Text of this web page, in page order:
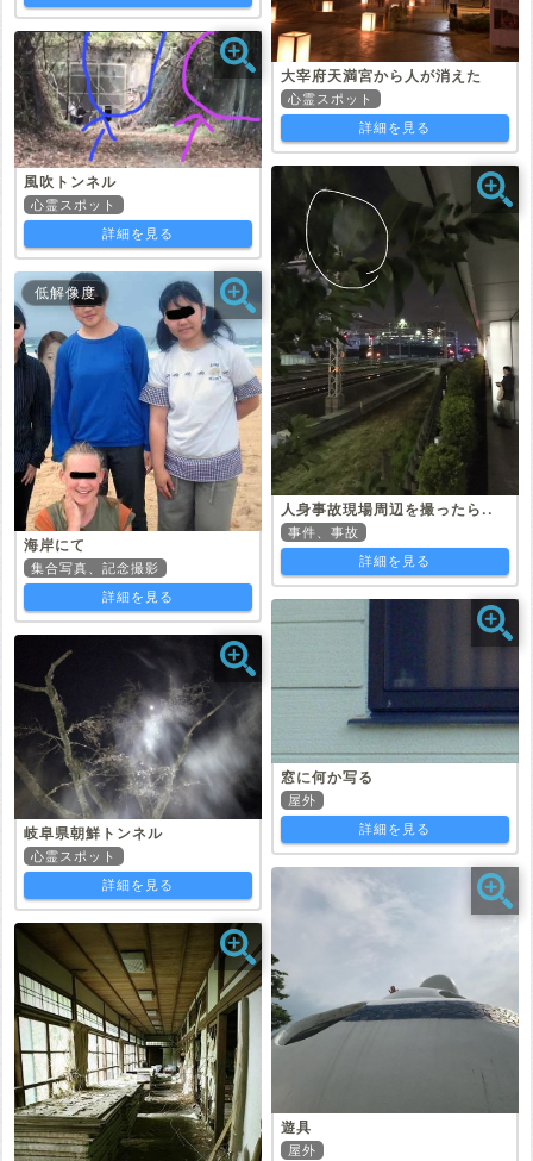
風吹トンネル
心霊スポット
詳細を見る
低解像度
海岸にて
集合写真、記念撮影
詳細を見る
岐阜県朝鮮トンネル
心霊スポット
詳細を見る
大宰府天満宮から人が消えた
心霊スポット
詳細を見る
人身事故現場周辺を撮ったら..
事件、事故
詳細を見る
窓に何か写る
屋外
詳細を見る
遊具
屋外